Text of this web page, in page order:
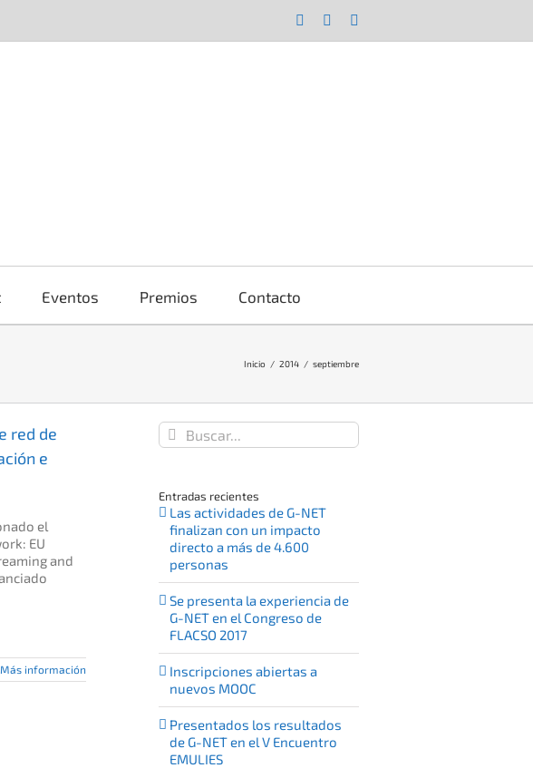
Facebook
Eventos Premios Contacto
Inicio 2014 septiembre
red de
e
el
EU
and
Más información
Buscar:
Entradas recientes
Las actividades de G-NET
finalizan con un impacto
directo a más de 4.600
personas
Se presenta la experiencia de
G-NET en el Congreso de
FLACSO 2017
Inscripciones abiertas a
nuevos MOOC
Presentados los resultados
de G-NET en el V Encuentro
EMULIES